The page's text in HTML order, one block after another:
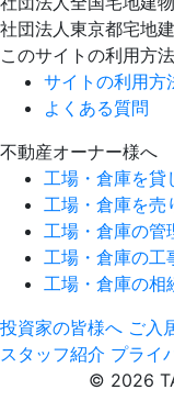
社団法人東京都宅地
このサイトの利用方法
サイトの利用方
よくある質問
不動産オーナー様へ
工場・倉庫を貸
工場・倉庫を売
工場・倉庫の管
工場・倉庫の工
工場・倉庫の相
投資家の皆様へ ご入
スタッフ紹介 プライ
© 2026